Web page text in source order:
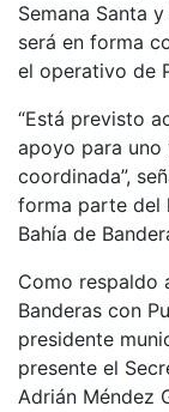
Semana Santa
será en forma
el operativo de
“Está previsto
apoyo para
coordinada”,
forma parte del
Bahía de
Como respaldo
Banderas con
presidente
presente el
Adrián Méndez